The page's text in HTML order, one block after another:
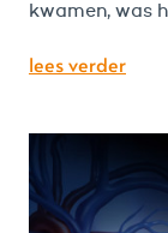
kwamen, was
lees verder